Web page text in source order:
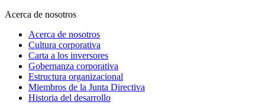
Acerca de nosotros
Acerca de nosotros
Cultura corporativa
Carta a los inversores
Gobernanza corporativa
Estructura organizacional
Miembros de la Junta Directiva
Historia del desarrollo